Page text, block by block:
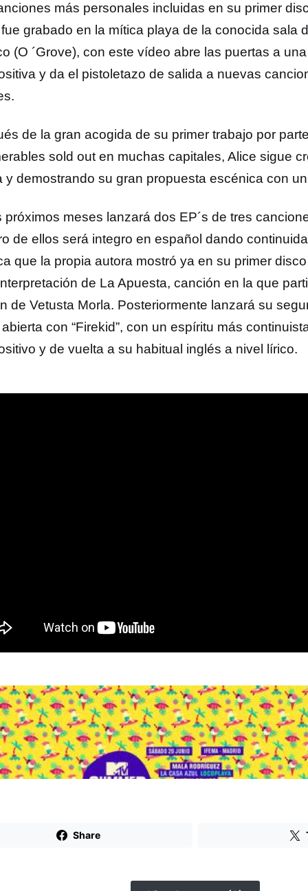
más personales incluidas en su primer
grabado en la mítica playa de la conocida sala
(O ´Grove), con este vídeo abre las puertas a
y da el pistoletazo de salida a nuevas
de la gran acogida de su primer trabajo por
sold out en muchas capitales, Alice sigue
y demostrando su gran propuesta escénica con
próximos meses lanzará dos EP´s de tres
de ellos será integro en español dando
que la propia autora mostró ya en su primer
de La Apuesta, canción en la que
de Vetusta Morla. Posteriormente lanzará su
con “Firekid”, con un espíritu más
y de vuelta a su habitual inglés a nivel lírico.
Share